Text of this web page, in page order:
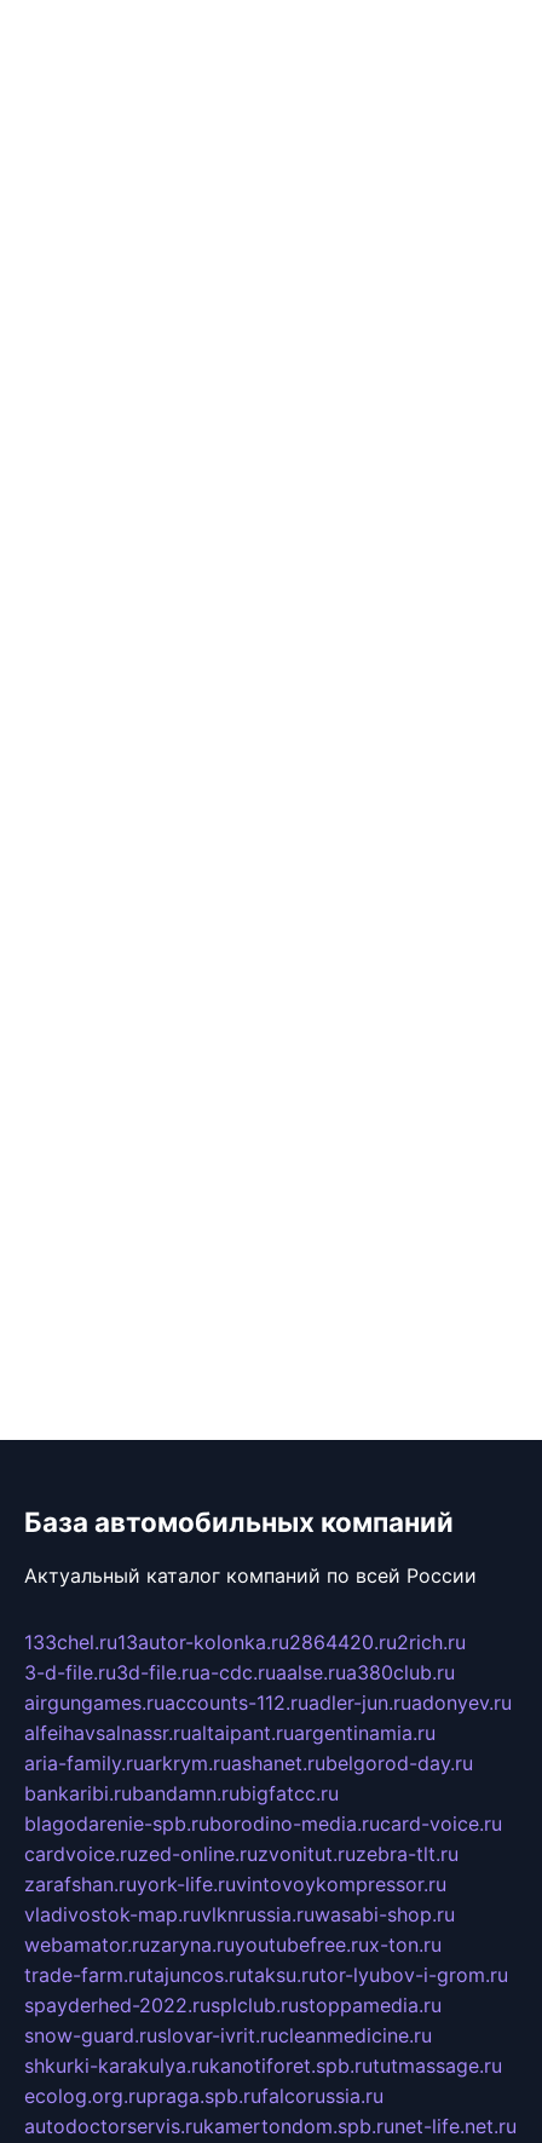
База автомобильных компаний
Актуальный каталог компаний по всей России
133chel.ru13autor-kolonka.ru2864420.ru2rich.ru
3-d-file.ru3d-file.rua-cdc.ruaalse.rua380club.ru
airgungames.ruaccounts-112.ruadler-jun.ruadonyev.ru
alfeihavsalnassr.rualtaipant.ruargentinamia.ru
aria-family.ruarkrym.ruashanet.rubelgorod-day.ru
bankaribi.rubandamn.rubigfatcc.ru
blagodarenie-spb.ruborodino-media.rucard-voice.ru
cardvoice.ruzed-online.ruzvonitut.ruzebra-tlt.ru
zarafshan.ruyork-life.ruvintovoykompressor.ru
vladivostok-map.ruvlknrussia.ruwasabi-shop.ru
webamator.ruzaryna.ruyoutubefree.rux-ton.ru
trade-farm.rutajuncos.rutaksu.rutor-lyubov-i-grom.ru
spayderhed-2022.rusplclub.rustoppamedia.ru
snow-guard.ruslovar-ivrit.rucleanmedicine.ru
shkurki-karakulya.rukanotiforet.spb.rututmassage.ru
ecolog.org.rupraga.spb.rufalcorussia.ru
autodoctorservis.rukamertondom.spb.runet-life.net.ru